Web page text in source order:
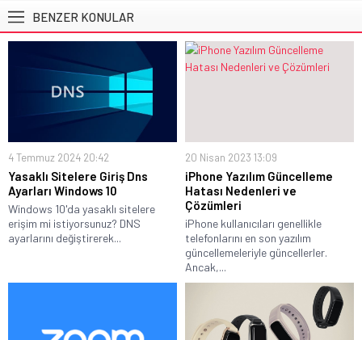
BENZER KONULAR
4 Temmuz 2024 20:42
Yasaklı Sitelere Giriş Dns
Ayarları Windows 10
Windows 10'da yasaklı sitelere
erişim mi istiyorsunuz? DNS
ayarlarını değiştirerek...
20 Nisan 2023 13:09
iPhone Yazılım Güncelleme
Hatası Nedenleri ve
Çözümleri
iPhone kullanıcıları genellikle
telefonlarını en son yazılım
güncellemeleriyle güncellerler.
Ancak,...